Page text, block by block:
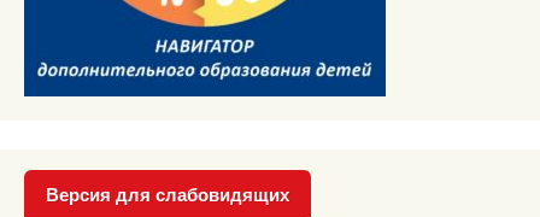
Версия для слабовидящих